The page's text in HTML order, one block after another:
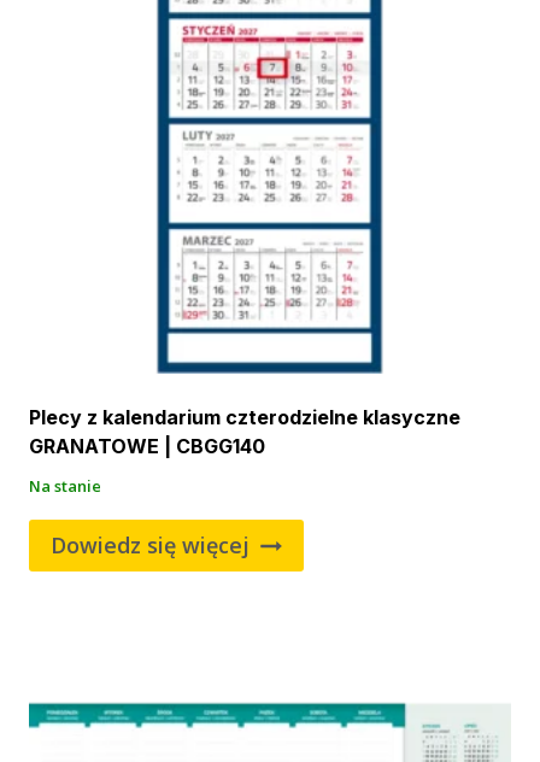
Plecy z kalendarium czterodzielne klasyczne
GRANATOWE | CBGG140
Na stanie
Dowiedz się więcej